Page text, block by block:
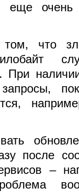
еще очень
что
При
после
–